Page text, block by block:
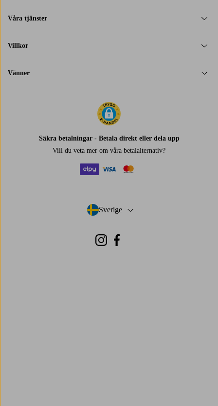
Våra tjänster
Villkor
Vänner
Säkra betalningar - Betala direkt eller dela upp
Vill du veta mer om våra betalalternativ?
Sverige
- Välj land